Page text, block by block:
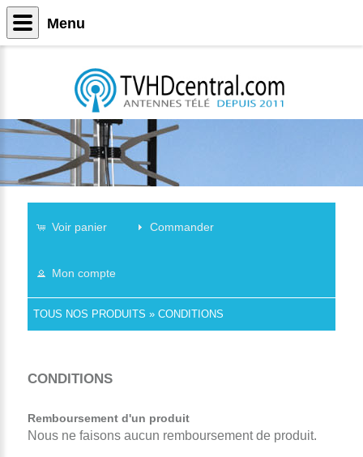
Voir panier Commander
Mon compte
TOUS NOS PRODUITS » CONDITIONS
CONDITIONS
Remboursement d'un produit
Nous ne faisons aucun remboursement de produit.
Menu